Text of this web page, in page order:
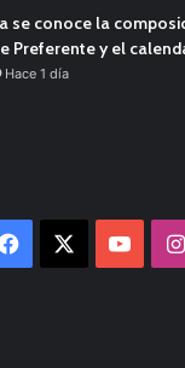
se conoce la
Preferente y el
Hace 1 día
Facebook